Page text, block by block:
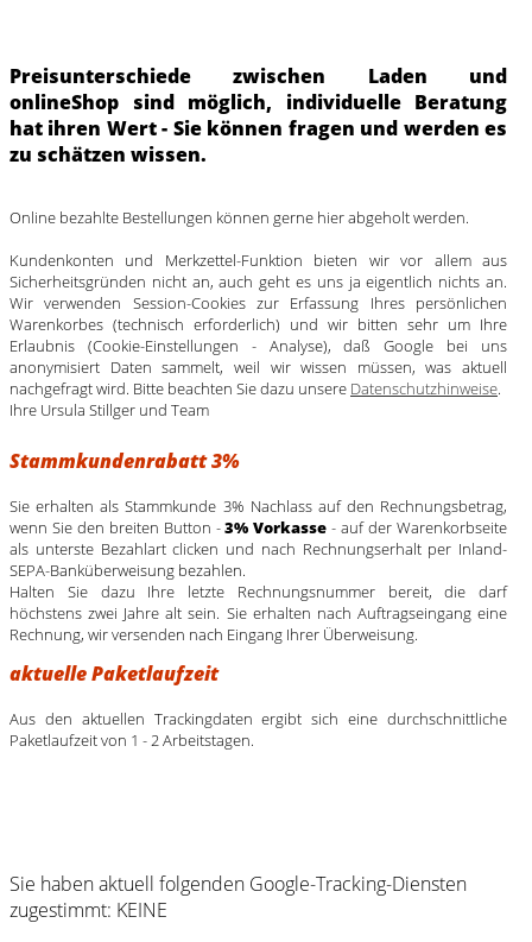
Preisunterschiede zwischen Laden und
onlineShop sind möglich, individuelle Beratung
hat ihren Wert - Sie können fragen und werden es
zu schätzen wissen.
Online bezahlte Bestellungen können gerne hier abgeholt werden.
Kundenkonten und Merkzettel-Funktion bieten wir vor allem aus
Sicherheitsgründen nicht an, auch geht es uns ja eigentlich nichts an.
Wir verwenden Session-Cookies zur Erfassung Ihres persönlichen
Warenkorbes (technisch erforderlich) und wir bitten sehr um Ihre
Erlaubnis (Cookie-Einstellungen - Analyse), daß Google bei uns
anonymisiert Daten sammelt, weil wir wissen müssen, was aktuell
nachgefragt wird. Bitte beachten Sie dazu unsere Datenschutzhinweise.
Ihre Ursula Stillger und Team
Stammkundenrabatt 3%
Sie erhalten als Stammkunde 3% Nachlass auf den Rechnungsbetrag,
wenn Sie den breiten Button -3% Vorkasse - auf der Warenkorbseite
als unterste Bezahlart clicken und nach Rechnungserhalt per Inland-
SEPA-Banküberweisung bezahlen.
Halten Sie dazu Ihre letzte Rechnungsnummer bereit, die darf
höchstens zwei Jahre alt sein. Sie erhalten nach Auftragseingang eine
Rechnung, wir versenden nach Eingang Ihrer Überweisung.
aktuelle Paketlaufzeit
Aus den aktuellen Trackingdaten ergibt sich eine durchschnittliche
Paketlaufzeit von 1 - 2 Arbeitstagen.
Sie haben aktuell folgenden Google-Tracking-Diensten
zugestimmt: KEINE